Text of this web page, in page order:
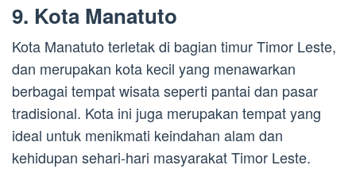
9. Kota Manatuto
Kota Manatuto terletak di bagian timur Timor Leste,
dan merupakan kota kecil yang menawarkan
berbagai tempat wisata seperti pantai dan pasar
tradisional. Kota ini juga merupakan tempat yang
ideal untuk menikmati keindahan alam dan
kehidupan sehari-hari masyarakat Timor Leste.